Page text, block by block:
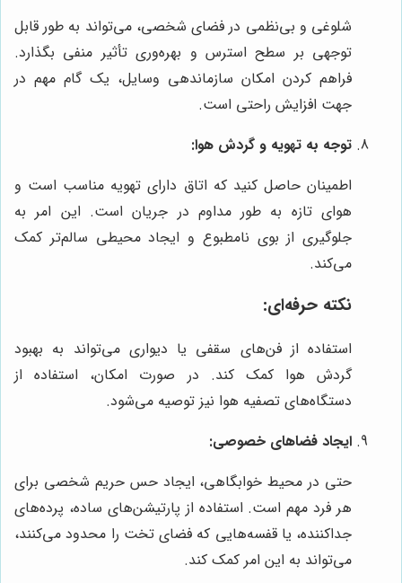
شلوغی و بی‌نظمی در فضای شخصی، می‌تواند به طور قابل
توجهی بر سطح استرس و بهره‌وری تأثیر منفی بگذارد.
فراهم کردن امکان سازماندهی وسایل، یک گام مهم در
جهت افزایش راحتی است.
توجه به تهویه و گردش هوا:
اطمینان حاصل کنید که اتاق دارای تهویه مناسب است و
هوای تازه به طور مداوم در جریان است. این امر به
جلوگیری از بوی نامطبوع و ایجاد محیطی سالم‌تر کمک
می‌کند.
نکته حرفه‌ای:
استفاده از فن‌های سقفی یا دیواری می‌تواند به بهبود
گردش هوا کمک کند. در صورت امکان، استفاده از
دستگاه‌های تصفیه هوا نیز توصیه می‌شود.
ایجاد فضاهای خصوصی:
حتی در محیط خوابگاهی، ایجاد حس حریم شخصی برای
هر فرد مهم است. استفاده از پارتیشن‌های ساده، پرده‌های
جداکننده، یا قفسه‌هایی که فضای تخت را محدود می‌کنند،
می‌تواند به این امر کمک کند.